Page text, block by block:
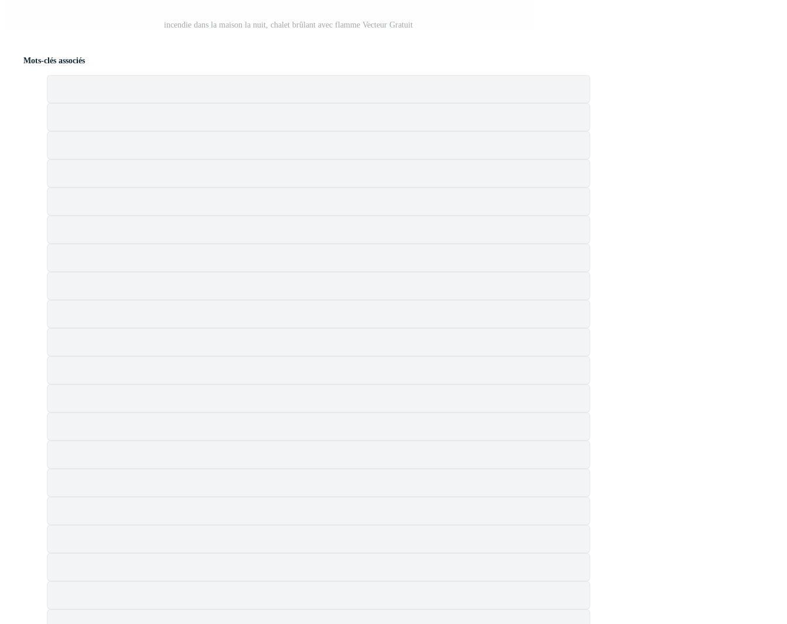
incendie dans la maison la nuit, chalet brûlant avec flamme Vecteur Gratuit
Mots-clés associés